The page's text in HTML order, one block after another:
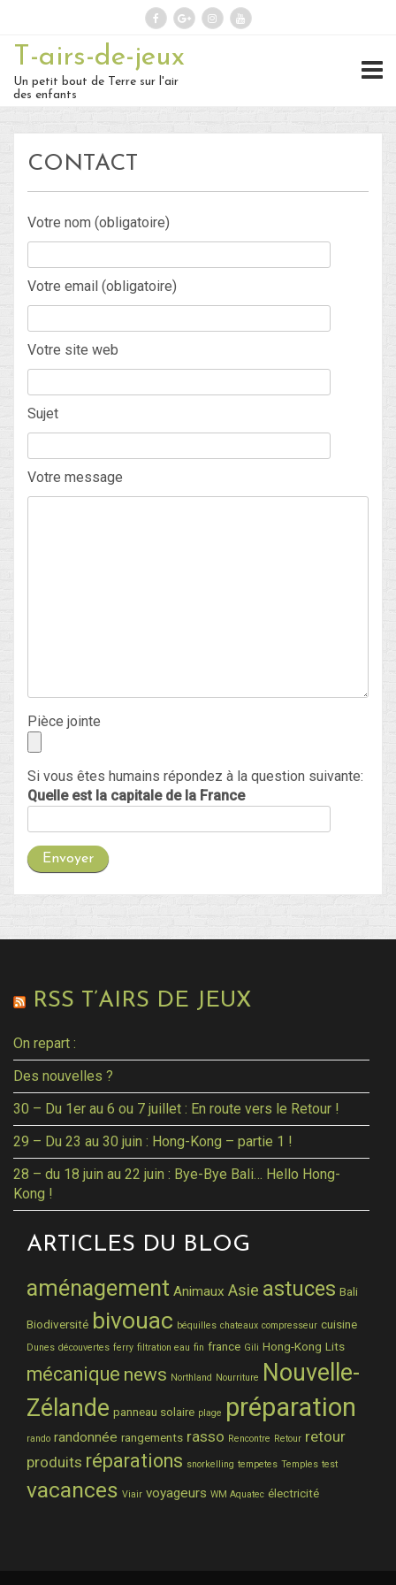
Rechercher :
30 – Du 1er au 6 ou 7 juillet : En
29 – Du 23 au 30 juin : Hong-
28 – du 18 juin au 22 juin : Bye-
Bye Bali… Hello Hong-Kong !
T-airs-de-jeux
Un petit bout de Terre sur l'air
des enfants
CONTACT
Votre nom (obligatoire)
Votre email (obligatoire)
Votre site web
Sujet
Votre message
Pièce jointe
Si vous êtes humains répondez à la question suivante:
Quelle est la capitale de la France
RSS T’AIRS DE JEUX
On repart :
Des nouvelles ?
30 – Du 1er au 6 ou 7 juillet : En route vers le Retour !
29 – Du 23 au 30 juin : Hong-Kong – partie 1 !
28 – du 18 juin au 22 juin : Bye-Bye Bali… Hello Hong-
Kong !
ARTICLES DU BLOG
aménagement Animaux Asie astuces Bali
Biodiversité bivouac béquilles chateaux compresseur cuisine
Dunes découvertes ferry filtration eau fin france Gili Hong-Kong Lits
mécanique news Northland Nourriture Nouvelle-
Zélande panneau solaire plage préparation
rando randonnée rangements rasso Rencontre Retour retour
produits réparations snorkelling tempetes Temples test
vacances Viair voyageurs WM Aquatec électricité